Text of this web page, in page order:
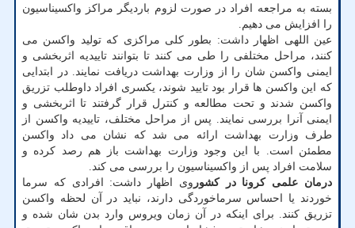
بسته به مراجعه افراد در صورت لزوم باردیگر مراکز واکسیناسیون
را افزایش می دهیم.
عین اللهی اظهار داشت: بطور کلی مراکزی که تولید واکسن می
کنند، مراحل مختلفی را طی می کنند تا بتوانند تاییدیه اثربخشی و
ایمنی واکسن شان را از وزارت بهداشت دریافت نمایند. در ابتدایی
که این واکسن ها قرار بود تایید شوند، یکسری افراد داوطلب تزریق
واکسن شدند و تحت مطالعه و کنترل قرار گرفتند تا اثربخشی و
ایمنی آنرا بررسی نمایند. پس از مراحل مختلف، تاییدیه واکسن از
طرف وزارت بهداشت ارائه می شد که نشان می داد واکسن
مطمئن است. با این وجود وزارت بهداشت باز هم رصد کرده و
سلامت افراد پس از واکسیناسیون را بررسی می کند.
درمان علمی کرونا در کشور وی اظهار داشت: افرادی که سرما
خوردند یا احساس سرماخوردگی دارند، نباید در آن لحظه واکسن
تزریق کنند. برای اینکه در آن زمان ویروس وارد بدن شان شده و